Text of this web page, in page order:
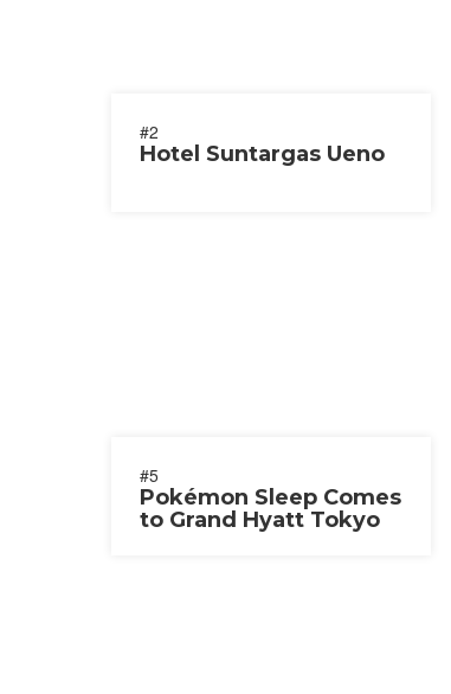
#2
Hotel Suntargas Ueno
#5
Pokémon Sleep Comes
to Grand Hyatt Tokyo